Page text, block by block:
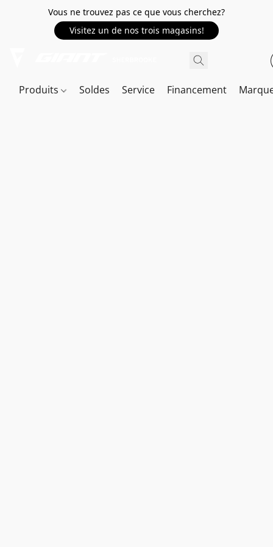
Vous ne trouvez pas ce que vous cherchez?
Visitez un de nos trois magasins!
Produits Soldes Service Financement